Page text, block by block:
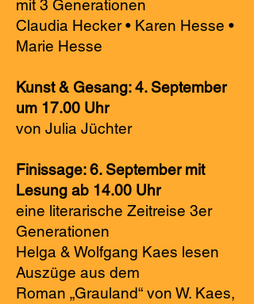
mit 3 Generationen
Claudia Hecker • Karen Hesse •
Marie Hesse
Kunst & Gesang: 4. September
um 17.00 Uhr
von Julia Jüchter
Finissage: 6. September mit
Lesung ab 14.00 Uhr
eine literarische Zeitreise 3er
Generationen
Helga & Wolfgang Kaes lesen
Auszüge aus dem
Roman „Grauland“ von W. Kaes,